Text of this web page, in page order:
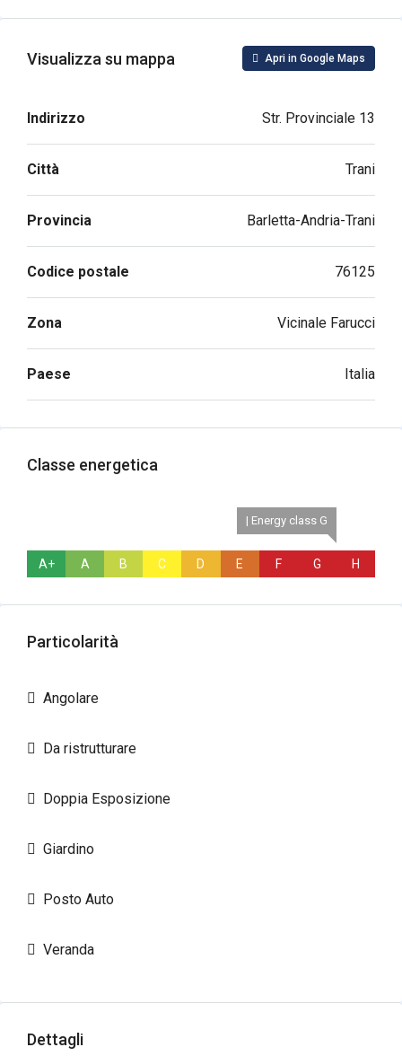
Visualizza su mappa Apri in Google Maps
Indirizzo Str. Provinciale 13
Città Trani
Provincia Barletta-Andria-Trani
Codice postale 76125
Zona Vicinale Farucci
Paese Italia
Classe energetica
A+ A B C D E F
| Energy class G
G H
Particolarità
Angolare
Da ristrutturare
Doppia Esposizione
Giardino
Posto Auto
Veranda
Dettagli